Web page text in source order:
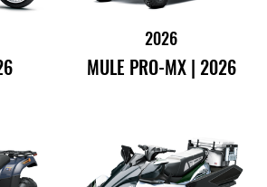
2026
MULE PRO-MX | 2026